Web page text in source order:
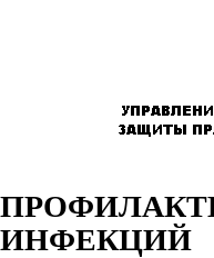
ИНФЕКЦИЙ